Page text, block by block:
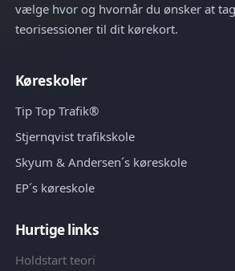
vælge hvor og hvornår du ønsker at
teorisessioner til dit kørekort.
Køreskoler
Tip Top Trafik®
Stjernqvist trafikskole
Skyum & Andersen´s køreskole
EP´s køreskole
Hurtige links
Holdstart teori